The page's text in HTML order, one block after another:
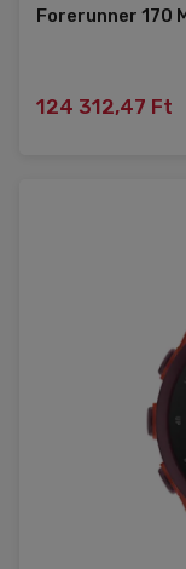
Forerunner 170
124 312,47 Ft